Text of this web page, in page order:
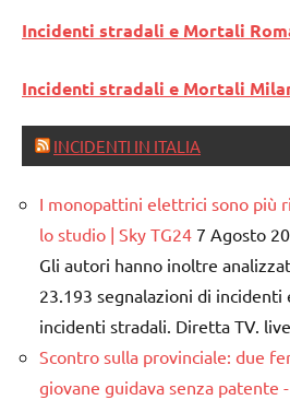
Incidenti stradali e Mortali
Incidenti stradali e Mortali
INCIDENTI IN ITALIA
I monopattini elettrici sono più
lo studio | Sky TG24 7 Agosto
Gli autori hanno inoltre
23.193 segnalazioni di incidenti
incidenti stradali. Diretta TV. live.
Scontro sulla provinciale: due
giovane guidava senza patente